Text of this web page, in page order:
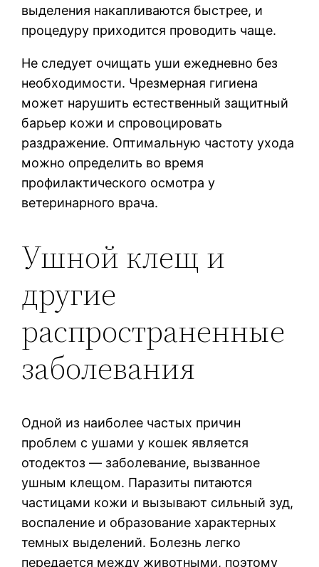
выделения накапливаются быстрее, и
процедуру приходится проводить чаще.
Не следует очищать уши ежедневно без
необходимости. Чрезмерная гигиена
может нарушить естественный защитный
барьер кожи и спровоцировать
раздражение. Оптимальную частоту ухода
можно определить во время
профилактического осмотра у
ветеринарного врача.
Ушной клещ и
другие
распространенные
заболевания
Одной из наиболее частых причин
проблем с ушами у кошек является
отодектоз — заболевание, вызванное
ушным клещом. Паразиты питаются
частицами кожи и вызывают сильный зуд,
воспаление и образование характерных
темных выделений. Болезнь легко
передается между животными, поэтому